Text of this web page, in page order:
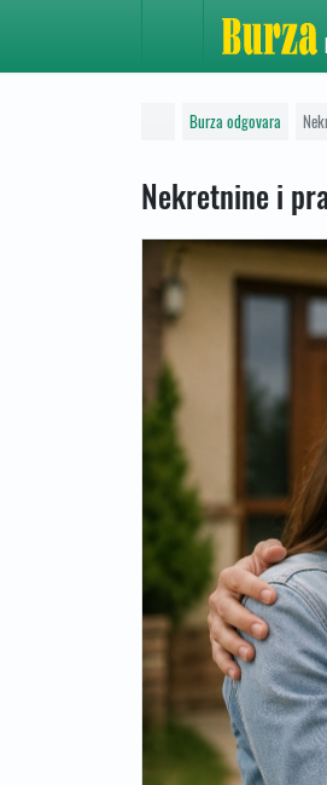
Burza odgovara
Nekretnine i